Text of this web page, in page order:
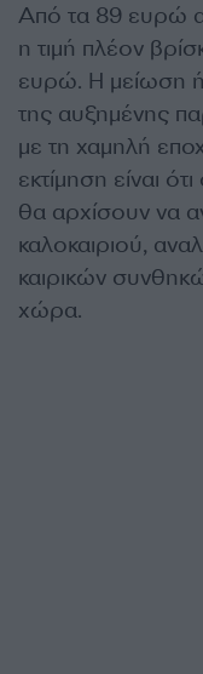
Από τα 89 ευρώ
η τιμή πλέον
ευρώ. Η μείωση
της αυξημένης
με τη χαμηλή
εκτίμηση είναι
θα αρχίσουν να
καλοκαιριού,
καιρικών
χώρα.